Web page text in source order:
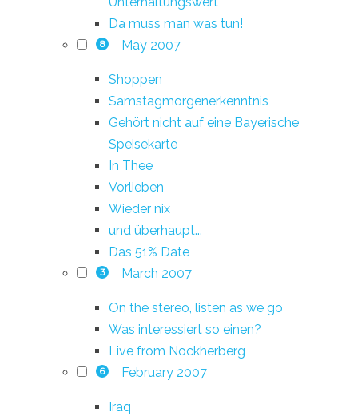
Da muss man was tun!
8 May 2007
Shoppen
Samstagmorgenerkenntnis
Gehört nicht auf eine Bayerische
Speisekarte
In Thee
Vorlieben
Wieder nix
und überhaupt...
Das 51% Date
3 March 2007
On the stereo, listen as we go
Was interessiert so einen?
Live from Nockherberg
6 February 2007
Iraq